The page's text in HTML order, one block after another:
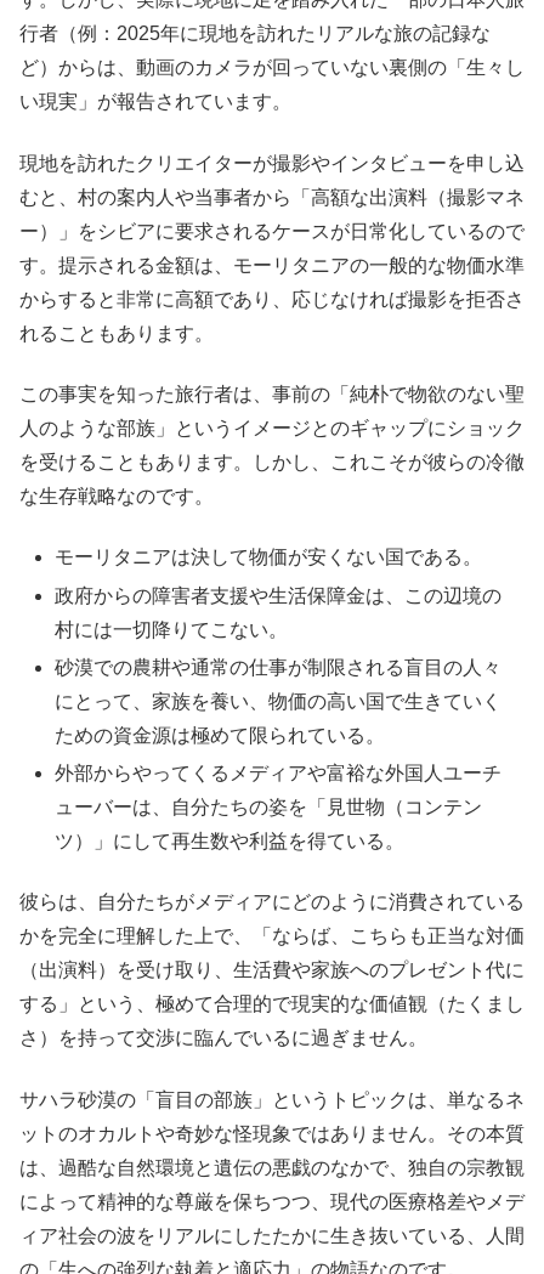
行者（例：2025年に現地を訪れたリアルな旅の記録な
ど）からは、動画のカメラが回っていない裏側の「生々し
い現実」が報告されています。
現地を訪れたクリエイターが撮影やインタビューを申し込
むと、村の案内人や当事者から「高額な出演料（撮影マネ
ー）」をシビアに要求されるケースが日常化しているので
す。提示される金額は、モーリタニアの一般的な物価水準
からすると非常に高額であり、応じなければ撮影を拒否さ
れることもあります。
この事実を知った旅行者は、事前の「純朴で物欲のない聖
人のような部族」というイメージとのギャップにショック
を受けることもあります。しかし、これこそが彼らの冷徹
な生存戦略なのです。
モーリタニアは決して物価が安くない国である。
政府からの障害者支援や生活保障金は、この辺境の
村には一切降りてこない。
砂漠での農耕や通常の仕事が制限される盲目の人々
にとって、家族を養い、物価の高い国で生きていく
ための資金源は極めて限られている。
外部からやってくるメディアや富裕な外国人ユーチ
ューバーは、自分たちの姿を「見世物（コンテン
ツ）」にして再生数や利益を得ている。
彼らは、自分たちがメディアにどのように消費されている
かを完全に理解した上で、「ならば、こちらも正当な対価
（出演料）を受け取り、生活費や家族へのプレゼント代に
する」という、極めて合理的で現実的な価値観（たくまし
さ）を持って交渉に臨んでいるに過ぎません。
サハラ砂漠の「盲目の部族」というトピックは、単なるネ
ットのオカルトや奇妙な怪現象ではありません。その本質
は、過酷な自然環境と遺伝の悪戯のなかで、独自の宗教観
によって精神的な尊厳を保ちつつ、現代の医療格差やメデ
ィア社会の波をリアルにしたたかに生き抜いている、人間
の「生への強烈な執着と適応力」の物語なのです。